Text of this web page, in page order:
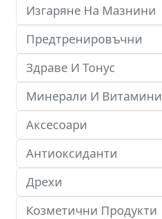
Изгаряне На Мазнини
Предтренировъчни
Здраве И Тонус
Минерали И Витамини
Аксесоари
Антиоксиданти
Дрехи
Козметични Продукти